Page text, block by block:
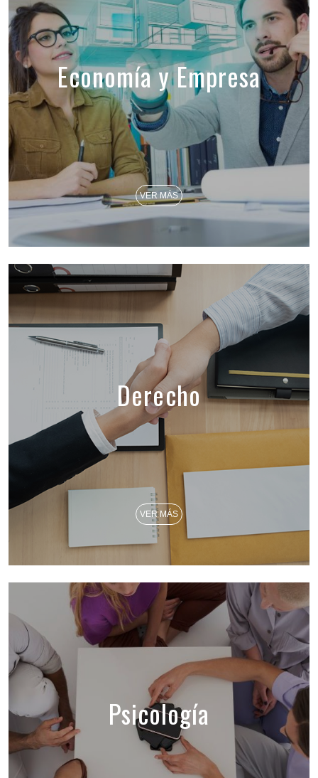
Economía y Empresa
VER MÁS
Derecho
VER MÁS
Psicología